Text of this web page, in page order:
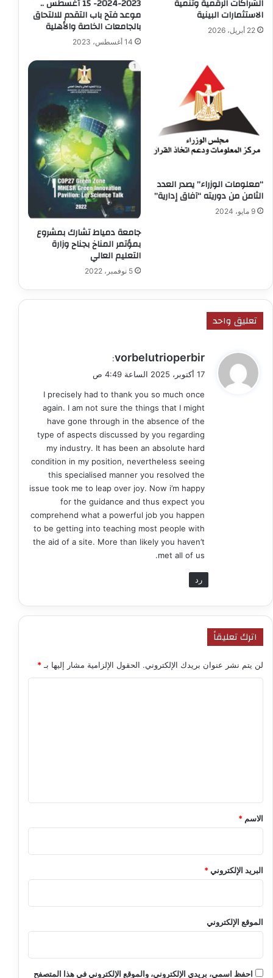
الشراكات الرقمية وتنمية
الاستثمارات البينية
22 أبريل، 2026
2023-2024- 15 أغسطس ..
موعد فتح باب التقدم للالتحاق
بالجامعات الخاصة والأهلية
14 أغسطس، 2023
“معلومات الوزراء” يصدر العدد
الثامن من دوريته “آفاق إدارية”
9 مايو، 2024
جامعة دمياط تشارك بمشروع
بمؤتمر المناخ بجناح وزارة
التعليم العالي
5 نوفمبر، 2022
تعليق واحد
ي
ل
vorbelutrioperbir
:
17 أكتوبر، 2025 الساعة 4:49 ص
I precisely had to thank you so much once
again. I am not sure the things that I might
have gone through in the absence of the
type of aspects discussed by you regarding
my industry. It has been an absolute hard
condition in my position, nevertheless seeing
this specialised manner you resolved the
issue took me to leap over joy. Now i’m happy
for the guidance and thus expect you
comprehend what a powerful job you happen
to be getting into teaching most people with
the aid of a site. More than likely you haven’t
met all of us.
رد
اترك تعليقاً
لن يتم نشر عنوان بريدك الإلكتروني. الحقول الإلزامية مشار إليها بـ *
*
الاسم *
البريد الإلكتروني*
الموقع الإلكتروني
احفظ اسمي، بريدي الإلكتروني، والموقع الإلكتروني في هذا المتصفح